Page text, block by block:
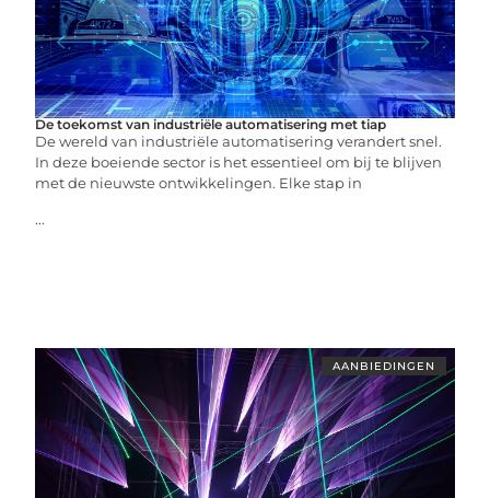
De toekomst van industriële automatisering met tiap
De wereld van industriële automatisering verandert snel.
In deze boeiende sector is het essentieel om bij te blijven
met de nieuwste ontwikkelingen. Elke stap in
...
AANBIEDINGEN